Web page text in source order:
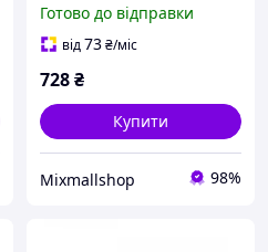
антипригарним
покриттям Ø20 см з
кришки
Готово до відправки
від73₴/міс
728₴
Купити
Mixmallshop 98%